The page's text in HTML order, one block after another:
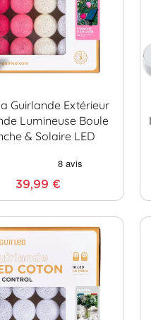
Guirlande Extérieur
Lumineuse Boule
& Solaire LED
39,99 €